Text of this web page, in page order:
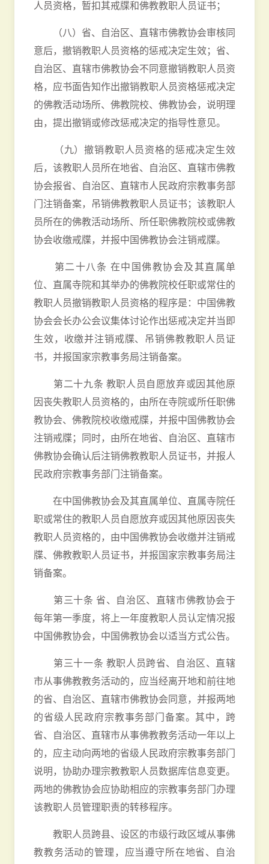
人员资格，暂扣其戒牒和佛教教职人员证书；
（八）省、自治区、直辖市佛教协会审核同
意后，撤销教职人员资格的惩戒决定生效；省、
自治区、直辖市佛教协会不同意撤销教职人员资
格，应书面告知作出撤销教职人员资格惩戒决定
的佛教活动场所、佛教院校、佛教协会，说明理
由，提出撤销或修改惩戒决定的指导性意见。
（九）撤销教职人员资格的惩戒决定生效
后，该教职人员所在地省、自治区、直辖市佛教
协会报省、自治区、直辖市人民政府宗教事务部
门注销备案，吊销佛教教职人员证书；该教职人
员所在的佛教活动场所、所任职佛教院校或佛教
协会收缴戒牒，并报中国佛教协会注销戒牒。
第二十八条 在中国佛教协会及其直属单
位、直属寺院和其举办的佛教院校任职或常住的
教职人员撤销教职人员资格的程序是：中国佛教
协会会长办公会议集体讨论作出惩戒决定并当即
生效，收缴并注销戒牒、吊销佛教教职人员证
书，并报国家宗教事务局注销备案。
第二十九条 教职人员自愿放弃或因其他原
因丧失教职人员资格的，由所在寺院或所任职佛
教协会、佛教院校收缴戒牒，并报中国佛教协会
注销戒牒；同时，由所在地省、自治区、直辖市
佛教协会确认后注销佛教教职人员证书，并报人
民政府宗教事务部门注销备案。
在中国佛教协会及其直属单位、直属寺院任
职或常住的教职人员自愿放弃或因其他原因丧失
教职人员资格的，由中国佛教协会收缴并注销戒
牒、佛教教职人员证书，并报国家宗教事务局注
销备案。
第三十条 省、自治区、直辖市佛教协会于
每年第一季度，将上一年度教职人员认定情况报
中国佛教协会，中国佛教协会以适当方式公告。
第三十一条 教职人员跨省、自治区、直辖
市从事佛教教务活动的，应当经离开地和前往地
的省、自治区、直辖市佛教协会同意，并报两地
的省级人民政府宗教事务部门备案。其中，跨
省、自治区、直辖市从事佛教教务活动一年以上
的，应主动向两地的省级人民政府宗教事务部门
说明，协助办理宗教教职人员数据库信息变更。
两地的佛教协会应协助相应的宗教事务部门办理
该教职人员管理职责的转移程序。
教职人员跨县、设区的市级行政区域从事佛
教教务活动的管理，应当遵守所在地省、自治